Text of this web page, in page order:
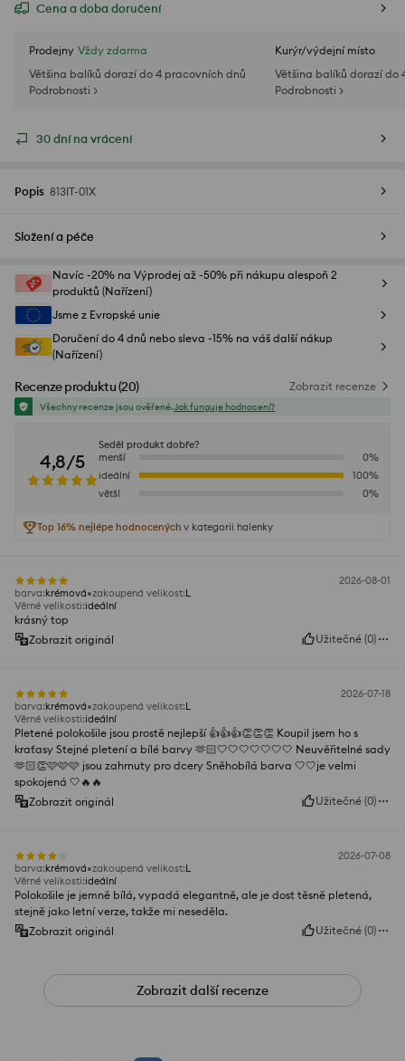
Cena a doba doručení
Prodejny Vždy zdarma
Většina balíků dorazí do 4 pracovních dnů
Podrobnosti >
Kurýr/výdejní místo
Většina balíků dorazí do
Podrobnosti >
30 dní na vrácení
Popis 813IT-01X
Složení a péče
Navíc -20% na Výprodej až -50% při nákupu alespoň 2
produktů (Nařízení)
Jsme z Evropské unie
Doručení do 4 dnů nebo sleva -15% na váš další nákup
(Nařízení)
Recenze produktu(20) Zobrazit recenze
Všechny recenze jsou ověřené.Jak funguje hodnocení?
4,8/5
Seděl produkt dobře?
menší
0%
ideální
100%
větší
0%
Top 16% nejlépe hodnocených v kategorii halenky
2026-08-01
barva:krémová zakoupená velikost:L
Věrné velikosti:ideální
krásný top
Zobrazit originál
Užitečné (0)
2026-07-18
barva:krémová zakoupená velikost:L
Věrné velikosti:ideální
Pletené polokošile jsou prostě nejlepší 👍👍👍👏👏👏 Koupil jsem ho s
kraťasy Stejné pletení a bílé barvy 🫶🏻🤍🤍🤍🤍🤍🤍🤍 Neuvěřitelné sady
🫶🏻👏🩷🩷🩷 jsou zahrnuty pro dcery Sněhobílá barva 🤍🤍je velmi
spokojená 🤍🔥🔥
Zobrazit originál
Užitečné (0)
2026-07-08
barva:krémová zakoupená velikost:L
Věrné velikosti:ideální
Polokošile je jemně bílá, vypadá elegantně, ale je dost těsně pletená,
stejně jako letní verze, takže mi neseděla.
Zobrazit originál
Užitečné (0)
Zobrazit další recenze